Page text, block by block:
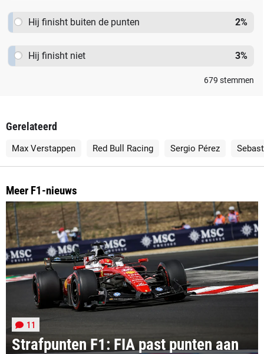
Hij finisht buiten de punten 2%
Hij finisht niet 3%
679 stemmen
Gerelateerd
Max Verstappen Red Bull Racing Sergio Pérez
Meer F1-nieuws
Strafpunten F1: FIA past punten aan
11